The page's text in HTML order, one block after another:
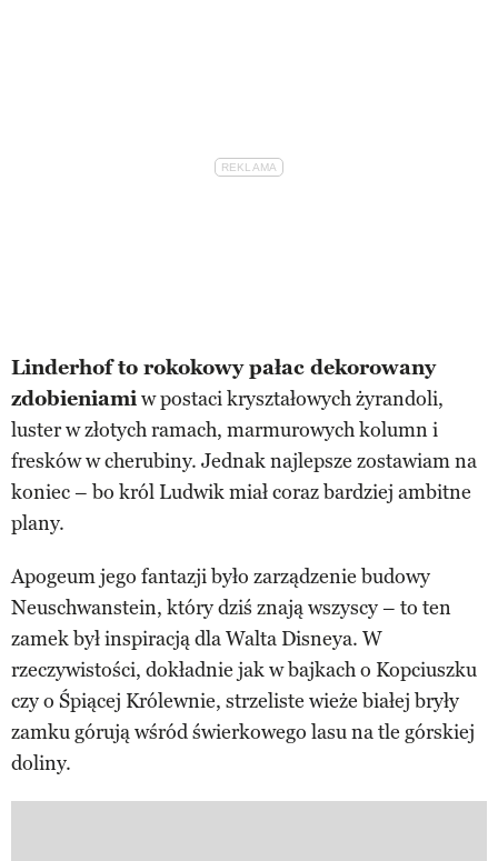
Linderhof to rokokowy pałac dekorowany
zdobieniamiw postaci kryształowych żyrandoli,
luster w złotych ramach, marmurowych kolumn i
fresków w cherubiny. Jednak najlepsze zostawiam na
koniec – bo król Ludwik miał coraz bardziej ambitne
plany.
Apogeum jego fantazji było zarządzenie budowy
Neuschwanstein, który dziś znają wszyscy – to ten
zamek był inspiracją dla Walta Disneya. W
rzeczywistości, dokładnie jak w bajkach o Kopciuszku
czy o Śpiącej Królewnie, strzeliste wieże białej bryły
zamku górują wśród świerkowego lasu na tle górskiej
doliny.